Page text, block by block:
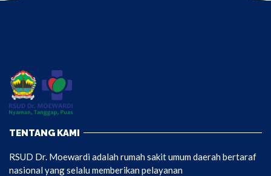
TENTANG KAMI
RSUD Dr. Moewardi adalah rumah sakit umum daerah bertaraf
nasional yang selalu memberikan pelayanan